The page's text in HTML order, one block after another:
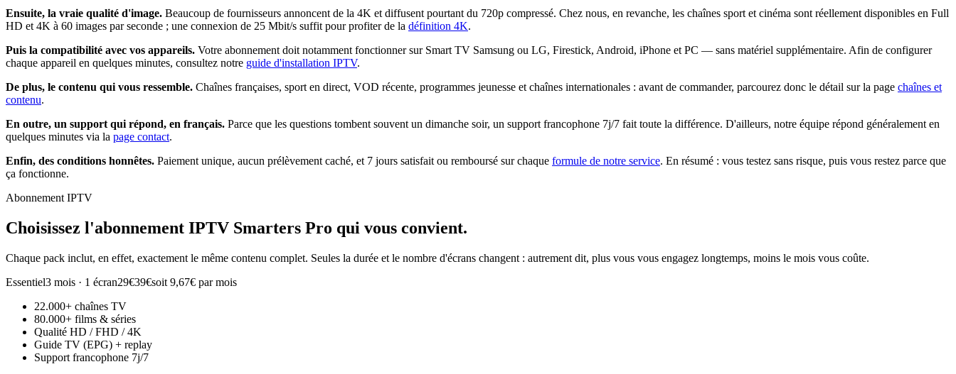
Ensuite, la vraie qualité d'image. Beaucoup de fournisseurs annoncent de la 4K et diffusent pourtant du 720p compressé. Chez nous, en revanche, les chaînes sport et cinéma sont réellement disponibles en Full
HD et 4K à 60 images par seconde ; une connexion de 25 Mbit/s suffit pour profiter de la définition 4K.
Puis la compatibilité avec vos appareils. Votre abonnement doit notamment fonctionner sur Smart TV Samsung ou LG, Firestick, Android, iPhone et PC — sans matériel supplémentaire. Afin de configurer
chaque appareil en quelques minutes, consultez notre guide d'installation IPTV.
De plus, le contenu qui vous ressemble. Chaînes françaises, sport en direct, VOD récente, programmes jeunesse et chaînes internationales : avant de commander, parcourez donc le détail sur la page chaînes et
contenu.
En outre, un support qui répond, en français. Parce que les questions tombent souvent un dimanche soir, un support francophone 7j/7 fait toute la différence. D'ailleurs, notre équipe répond généralement en
quelques minutes via la page contact.
Enfin, des conditions honnêtes. Paiement unique, aucun prélèvement caché, et 7 jours satisfait ou remboursé sur chaque formule de notre service. En résumé : vous testez sans risque, puis vous restez parce que
ça fonctionne.
Abonnement IPTV
Choisissez l'abonnement IPTV Smarters Pro qui vous convient.
Chaque pack inclut, en effet, exactement le même contenu complet. Seules la durée et le nombre d'écrans changent : autrement dit, plus vous vous engagez longtemps, moins le mois vous coûte.
Essentiel3 mois · 1 écran29€39€soit 9,67€ par mois
22.000+ chaînes TV
80.000+ films & séries
Qualité HD / FHD / 4K
Guide TV (EPG) + replay
Support francophone 7j/7